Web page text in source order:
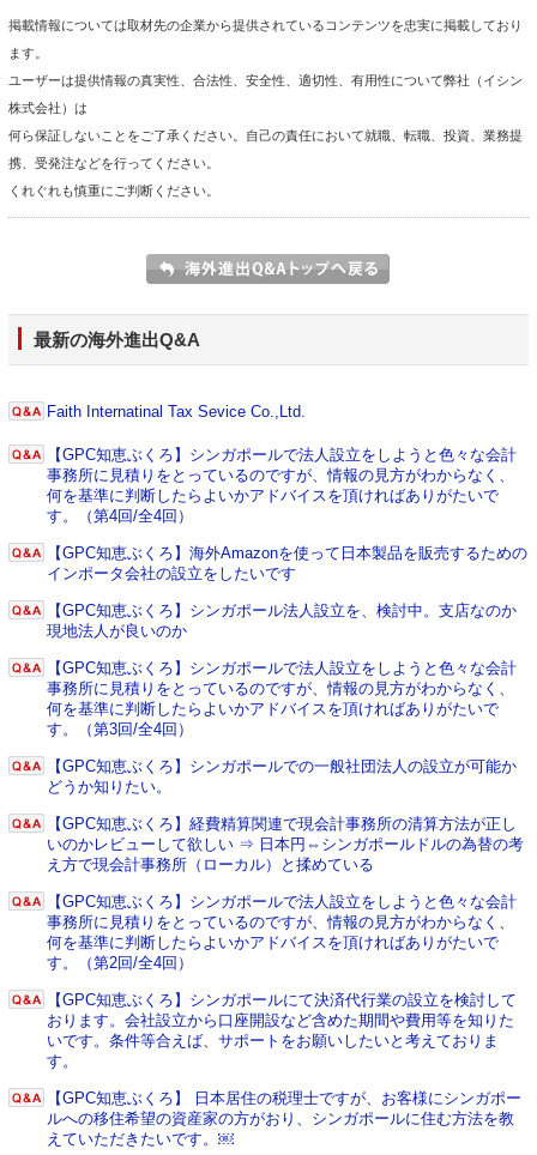
掲載情報については取材先の企業から提供されているコンテンツを忠実に掲載しており
ます。
ユーザーは提供情報の真実性、合法性、安全性、適切性、有用性について弊社（イシン
株式会社）は
何ら保証しないことをご了承ください。自己の責任において就職、転職、投資、業務提
携、受発注などを行ってください。
くれぐれも慎重にご判断ください。
最新の海外進出Q&A
Faith Internatinal Tax Sevice Co.,Ltd.
【GPC知恵ぶくろ】シンガポールで法人設立をしようと色々な会計
事務所に見積りをとっているのですが、情報の見方がわからなく、
何を基準に判断したらよいかアドバイスを頂ければありがたいで
す。（第4回/全4回）
【GPC知恵ぶくろ】海外Amazonを使って日本製品を販売するための
インポータ会社の設立をしたいです
【GPC知恵ぶくろ】シンガポール法人設立を、検討中。支店なのか
現地法人が良いのか
【GPC知恵ぶくろ】シンガポールで法人設立をしようと色々な会計
事務所に見積りをとっているのですが、情報の見方がわからなく、
何を基準に判断したらよいかアドバイスを頂ければありがたいで
す。（第3回/全4回）
【GPC知恵ぶくろ】シンガポールでの一般社団法人の設立が可能か
どうか知りたい。
【GPC知恵ぶくろ】経費精算関連で現会計事務所の清算方法が正し
いのかレビューして欲しい ⇒ 日本円⇔シンガポールドルの為替の考
え方で現会計事務所（ローカル）と揉めている
【GPC知恵ぶくろ】シンガポールで法人設立をしようと色々な会計
事務所に見積りをとっているのですが、情報の見方がわからなく、
何を基準に判断したらよいかアドバイスを頂ければありがたいで
す。（第2回/全4回）
【GPC知恵ぶくろ】シンガポールにて決済代行業の設立を検討して
おります。会社設立から口座開設など含めた期間や費用等を知りた
いです。条件等合えば、サポートをお願いしたいと考えておりま
す。
【GPC知恵ぶくろ】 日本居住の税理士ですが、お客様にシンガポー
ルへの移住希望の資産家の方がおり、シンガポールに住む方法を教
えていただきたいです。￼